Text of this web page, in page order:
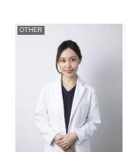
OTHER